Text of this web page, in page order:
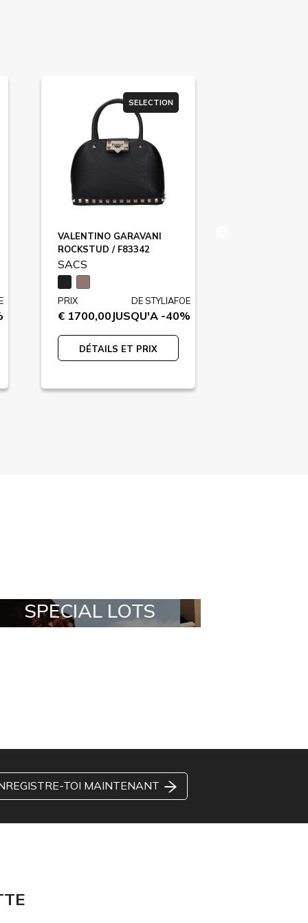
SELECTION
VALENTINO GARAVANI
ROCKSTUD / F83342
SACS
PRIX
€ 1700,00
DE STYLIAFOE
JUSQU'A -40%
DÉTAILS ET PRIX
ALL IN A BOX
TOI MAINTENANT